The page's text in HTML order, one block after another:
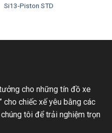
Si13-Piston STD
cho những tín đồ xe
cho chiếc xế yêu bằng các
tôi để trải nghiệm trọn